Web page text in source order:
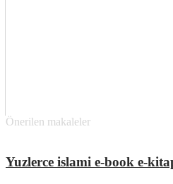
Önerilen makaleler
Yuzlerce islami e-book e-